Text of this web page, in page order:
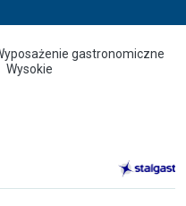
gastronomiczne
Wysokie